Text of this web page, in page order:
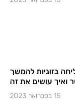
בזוגיות להמשך
ואיך עושים את זה
15 בפברואר 2023